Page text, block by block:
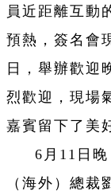
員近距離互動
預熱，簽名會
日，舉辦歡迎
烈歡迎，現場
嘉賓留下了美
6月11日
（海外）總